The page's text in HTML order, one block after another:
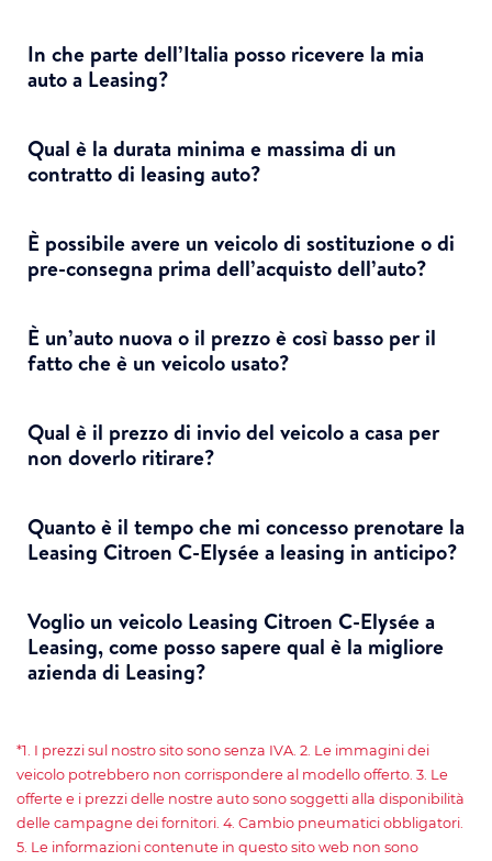
In che parte dell’Italia posso ricevere la mia
auto a Leasing?
Qual è la durata minima e massima di un
contratto di leasing auto?
È possibile avere un veicolo di sostituzione o di
pre-consegna prima dell’acquisto dell’auto?
È un’auto nuova o il prezzo è così basso per il
fatto che è un veicolo usato?
Qual è il prezzo di invio del veicolo a casa per
non doverlo ritirare?
Quanto è il tempo che mi concesso prenotare la
Leasing Citroen C-Elysée a leasing in anticipo?
Voglio un veicolo Leasing Citroen C-Elysée a
Leasing, come posso sapere qual è la migliore
azienda di Leasing?
*1. I prezzi sul nostro sito sono senza IVA. 2. Le immagini dei
veicolo potrebbero non corrispondere al modello offerto. 3. Le
offerte e i prezzi delle nostre auto sono soggetti alla disponibilità
delle campagne dei fornitori. 4. Cambio pneumatici obbligatori.
5. Le informazioni contenute in questo sito web non sono